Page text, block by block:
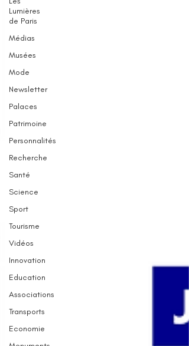
Lumières
de Paris
Médias
Musées
Mode
Newsletter
Palaces
Patrimoine
Personnalités
Recherche
Santé
Science
Sport
Tourisme
Vidéos
Innovation
Education
Associations
Transports
Economie